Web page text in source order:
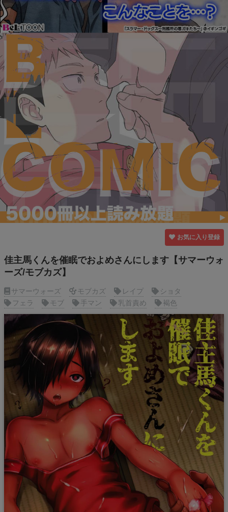
お気に入り登録
佳主馬くんを催眠でおよめさんにします【サマーウォ
ーズ/モブカズ】
サマーウォーズ モブカズ レイプ
ショタ
フェラ
モブ 手マン 乳首責め 褐色